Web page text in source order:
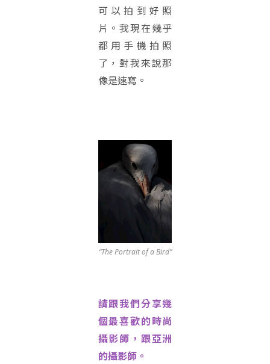
可以拍到好照
片。我現在幾乎
都用手機拍照
了，對我來說那
像是速寫。
“The Portrait of a Bird”
請跟我們分享幾
個最喜歡的時尚
攝影師，跟亞洲
的攝影師。